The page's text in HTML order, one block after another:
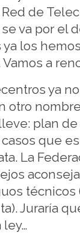
de
va por el
los
a
ya
otro
plan
que
La
técnicos
Juraría
ley…